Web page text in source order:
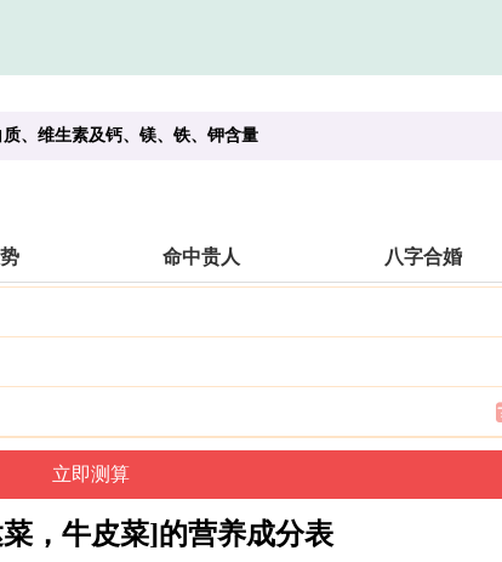
、维生素及钙、镁、铁、钾含量
命中贵人 八字合婚
，牛皮菜]的营养成分表